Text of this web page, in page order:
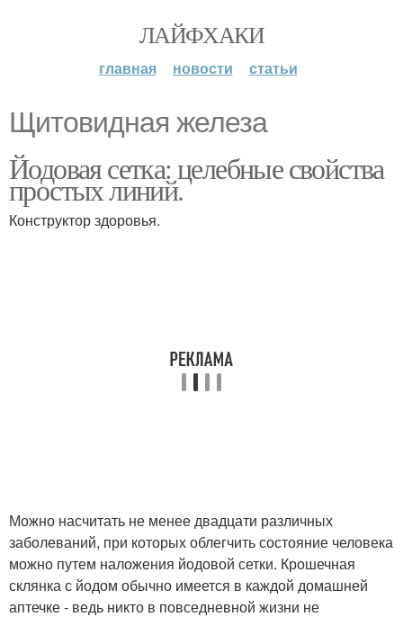
ЛАЙФХАКИ
главная новости статьи
Щитовидная железа
Йодовая сетка: целебные свойства
простых линий.
Конструктор здоровья.
Можно насчитать не менее двадцати различных
заболеваний, при которых облегчить состояние человека
можно путем наложения йодовой сетки. Крошечная
склянка с йодом обычно имеется в каждой домашней
аптечке - ведь никто в повседневной жизни не